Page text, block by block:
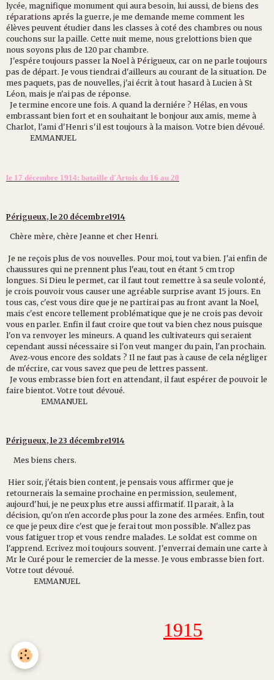
lycée, magnifique monument qui aura besoin, lui aussi, de biens des
réparations aprés la guerre, je me demande meme comment les
élèves peuvent étudier dans les classes à coté des chambres ou nous
couchons sur la paille. Cette nuit meme, nous grelottions bien que
nous soyons plus de 120 par chambre.
J'espére toujours passer la Noel à Périgueux, car on ne parle toujours
pas de départ. Je vous tiendrai d'ailleurs au courant de la situation. De
mes paquets, pas de nouvelles, j'ai écrit à tout hasard à Lucien à St
Léon, mais je n'ai pas de réponse.
Je termine encore une fois. A quand la derniére ? Hélas, en vous
embrassant bien fort et en souhaitant le bonjour aux amis, meme à
Charlot, l'ami d'Henri s'il est toujours à la maison. Votre bien dévoué.
EMMANUEL
le 17 décembre 1914: bataille d'Artois du 16 au 20
Périgueux, le 20 décembre1914
Chère mère, chère Jeanne et cher Henri.
Je ne reçois plus de vos nouvelles. Pour moi, tout va bien. J'ai enfin de
chaussures qui ne prennent plus l'eau, tout en étant 5 cm trop
longues. Si Dieu le permet, car il faut tout remettre à sa seule volonté,
je crois pouvoir vous causer une agréable surprise avant 15 jours. En
tous cas, c'est vous dire que je ne partirai pas au front avant la Noel,
mais c'est encore tellement problématique que je ne crois pas devoir
vous en parler. Enfin il faut croire que tout va bien chez nous puisque
l'on va renvoyer les mineurs. A quand les cultivateurs qui seraient
cependant aussi nécessaire si l'on veut manger du pain, l'an prochain.
Avez-vous encore des soldats ? Il ne faut pas à cause de cela négliger
de m'écrire, car vous savez que peu de lettres passent.
Je vous embrasse bien fort en attendant, il faut espérer de pouvoir le
faire bientot. Votre tout dévoué.
EMMANUEL
Périgueux, le 23 décembre1914
Mes biens chers.
Hier soir, j'étais bien content, je pensais vous affirmer que je
retournerais la semaine prochaine en permission, seulement,
aujourd'hui, je ne peux plus etre aussi affirmatif. Il parait, à la
décision, qu'on n'en accorde plus pour la zone des armées. Enfin, tout
ce que je peux dire c'est que je ferai tout mon possible. N'allez pas
vous fatiguer trop et vous rendre malades. Le soldat est comme on
l'apprend. Ecrivez moi toujours souvent. J'enverrai demain une carte à
Mr le Curé pour le remercier de la messe. Je vous embrasse bien fort.
Votre tout dévoué.
EMMANUEL
1915